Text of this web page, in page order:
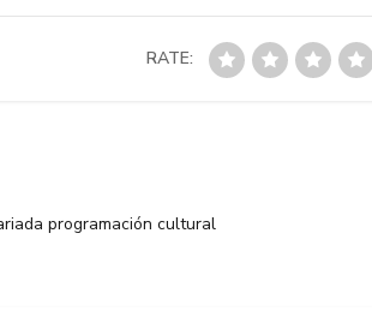
RATE:
programación cultural